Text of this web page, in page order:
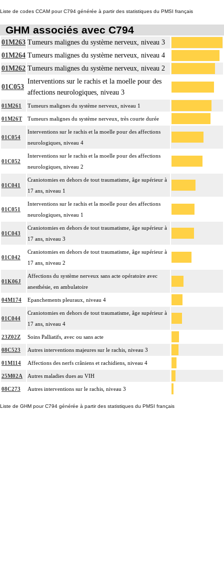
Liste de codes CCAM pour C794 générée à partir des statistiques du PMSI français
GHM associés avec C794
01M263 Tumeurs malignes du système nerveux, niveau 3
01M264 Tumeurs malignes du système nerveux, niveau 4
01M262 Tumeurs malignes du système nerveux, niveau 2
01C053
Interventions sur le rachis et la moelle pour des
affections neurologiques, niveau 3
01M261 Tumeurs malignes du système nerveux, niveau 1
01M26T Tumeurs malignes du système nerveux, très courte durée
01C054
Interventions sur le rachis et la moelle pour des affections
neurologiques, niveau 4
01C052
Interventions sur le rachis et la moelle pour des affections
neurologiques, niveau 2
01C041
Craniotomies en dehors de tout traumatisme, âge supérieur à
17 ans, niveau 1
01C051
Interventions sur le rachis et la moelle pour des affections
neurologiques, niveau 1
01C043
Craniotomies en dehors de tout traumatisme, âge supérieur à
17 ans, niveau 3
01C042
Craniotomies en dehors de tout traumatisme, âge supérieur à
17 ans, niveau 2
01K06J
Affections du système nerveux sans acte opératoire avec
anesthésie, en ambulatoire
04M174 Epanchements pleuraux, niveau 4
01C044
Craniotomies en dehors de tout traumatisme, âge supérieur à
17 ans, niveau 4
23Z02Z Soins Palliatifs, avec ou sans acte
08C523 Autres interventions majeures sur le rachis, niveau 3
01M114 Affections des nerfs crâniens et rachidiens, niveau 4
25M02A Autres maladies dues au VIH
08C273 Autres interventions sur le rachis, niveau 3
Liste de GHM pour C794 générée à partir des statistiques du PMSI français